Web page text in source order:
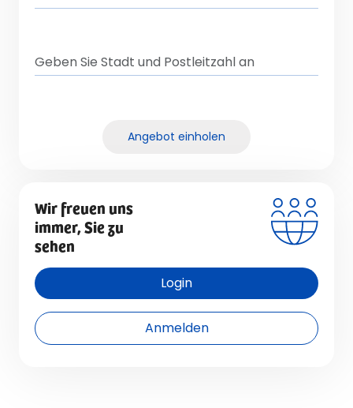
Angebot einholen
Wir freuen uns
immer, Sie zu
sehen
Login
Anmelden